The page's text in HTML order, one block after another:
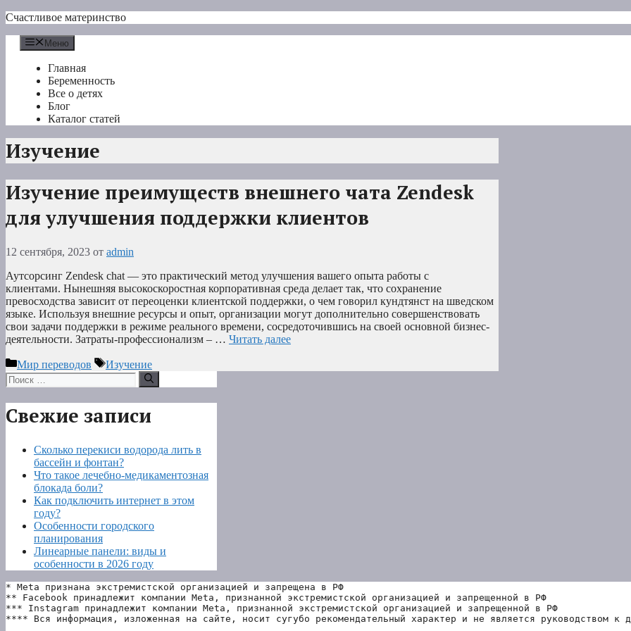
Перейти
содержимому
Счастливое материнство
Меню
Главная
Беременность
Все о детях
Блог
Каталог статей
Изучение
Изучение преимуществ внешнего чата Zendesk
для улучшения поддержки клиентов
12 сентября, 2023 от admin
Аутсорсинг Zendesk chat — это практический метод улучшения вашего опыта работы с
клиентами. Нынешняя высокоскоростная корпоративная среда делает так, что сохранение
превосходства зависит от переоценки клиентской поддержки, о чем говорил кундтянст на шведском
языке. Используя внешние ресурсы и опыт, организации могут дополнительно совершенствовать
свои задачи поддержки в режиме реального времени, сосредоточившись на своей основной бизнес-
деятельности. Затраты-профессионализм – … Читать далее
Рубрики
Мир переводов Метки
Изучение
Поиск:
Свежие записи
Сколько перекиси водорода лить в
бассейн и фонтан?
Что такое лечебно-медикаментозная
блокада боли?
Как подключить интернет в этом
году?
Особенности городского
планирования
Линеарные панели: виды и
особенности в 2026 году
* Meta признана экстремистской организацией и запрещена в РФ
** Facebook принадлежит компании Meta, признанной экстремистской организацией и запрещенной в РФ
*** Instagram принадлежит компании Meta, признанной экстремистской организацией и запрещенной в РФ
**** Вся информация, изложенная на сайте, носит сугубо рекомендательный характер и не является руководством к